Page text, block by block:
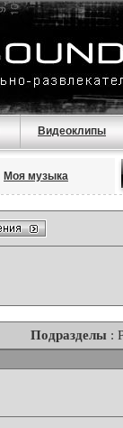
Видеоклипы
Моя музыка
Подразделы :